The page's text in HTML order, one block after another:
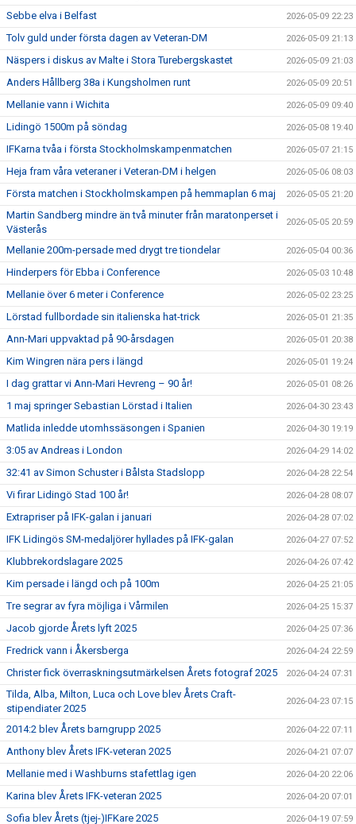
Sebbe elva i Belfast 2026-05-09 22:23
Tolv guld under första dagen av Veteran-DM 2026-05-09 21:13
Näspers i diskus av Malte i Stora Turebergskastet 2026-05-09 21:03
Anders Hållberg 38a i Kungsholmen runt 2026-05-09 20:51
Mellanie vann i Wichita 2026-05-09 09:40
Lidingö 1500m på söndag 2026-05-08 19:40
IFKarna tvåa i första Stockholmskampenmatchen 2026-05-07 21:15
Heja fram våra veteraner i Veteran-DM i helgen 2026-05-06 08:03
Första matchen i Stockholmskampen på hemmaplan 6 maj 2026-05-05 21:20
Martin Sandberg mindre än två minuter från maratonperset i
Västerås
2026-05-05 20:59
Mellanie 200m-persade med drygt tre tiondelar 2026-05-04 00:36
Hinderpers för Ebba i Conference 2026-05-03 10:48
Mellanie över 6 meter i Conference 2026-05-02 23:25
Lörstad fullbordade sin italienska hat-trick 2026-05-01 21:35
Ann-Mari uppvaktad på 90-årsdagen 2026-05-01 20:38
Kim Wingren nära pers i längd 2026-05-01 19:24
I dag grattar vi Ann-Mari Hevreng – 90 år! 2026-05-01 08:26
1 maj springer Sebastian Lörstad i Italien 2026-04-30 23:43
Matlida inledde utomhssäsongen i Spanien 2026-04-30 19:19
3:05 av Andreas i London 2026-04-29 14:02
32:41 av Simon Schuster i Bålsta Stadslopp 2026-04-28 22:54
Vi firar Lidingö Stad 100 år! 2026-04-28 08:07
Extrapriser på IFK-galan i januari 2026-04-28 07:02
IFK Lidingös SM-medaljörer hyllades på IFK-galan 2026-04-27 07:52
Klubbrekordslagare 2025 2026-04-26 07:42
Kim persade i längd och på 100m 2026-04-25 21:05
Tre segrar av fyra möjliga i Vårmilen 2026-04-25 15:37
Jacob gjorde Årets lyft 2025 2026-04-25 07:36
Fredrick vann i Åkersberga 2026-04-24 22:59
Christer fick överraskningsutmärkelsen Årets fotograf 2025 2026-04-24 07:31
Tilda, Alba, Milton, Luca och Love blev Årets Craft-
stipendiater 2025
2026-04-23 07:15
2014:2 blev Årets barngrupp 2025 2026-04-22 07:11
Anthony blev Årets IFK-veteran 2025 2026-04-21 07:07
Mellanie med i Washburns stafettlag igen 2026-04-20 22:06
Karina blev Årets IFK-veteran 2025 2026-04-20 07:01
Sofia blev Årets (tjej-)IFKare 2025 2026-04-19 07:59